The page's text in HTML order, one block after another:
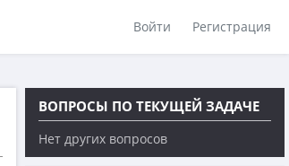
Войти Регистрация
ВОПРОСЫ ПО ТЕКУЩЕЙ ЗАДАЧЕ
Нет других вопросов